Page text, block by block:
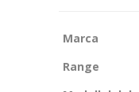
Marca
Range